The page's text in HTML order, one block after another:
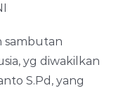
sambutan
yg diwakilkan
S.Pd, yang